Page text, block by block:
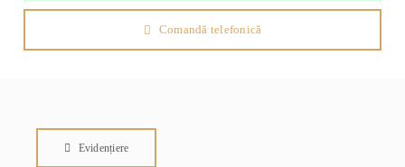
Comandă telefonică
Evidențiere